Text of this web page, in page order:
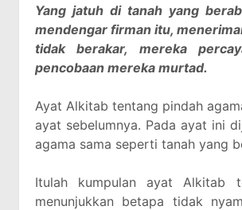
Yang jatuh di tanah yang
mendengar firman itu,
tidak berakar, mereka
pencobaan mereka murtad.
Ayat Alkitab tentang pindah
ayat sebelumnya. Pada ayat ini
agama sama seperti tanah yang
Itulah kumpulan ayat Alkitab
menunjukkan betapa tidak